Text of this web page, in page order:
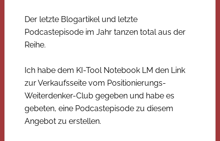
Der letzte Blogartikel und letzte
Podcastepisode im Jahr tanzen total aus der
Reihe.
Ich habe dem KI-Tool Notebook LM den Link
zur Verkaufsseite vom Positionierungs-
Weiterdenker-Club gegeben und habe es
gebeten, eine Podcastepisode zu diesem
Angebot zu erstellen.